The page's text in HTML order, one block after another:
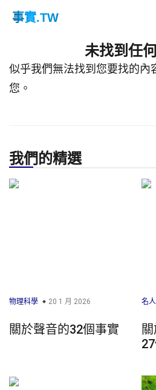
事實.TW
未找到任
似乎我們無法找到您要找的內
您。
我們的精選
物理科學 20 1 月 2026
關於聲音的32個事實
名人